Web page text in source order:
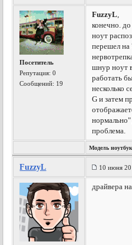
Посетитель
Репутация:0
Сообщений: 19
FuzzyL,
конечно.
ноут
перешел на
шнур ноут
работать
несколько
G и затем
проблема.
Модель
FuzzyL 10 июня
драйвера